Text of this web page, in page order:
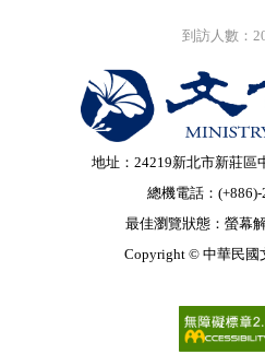
到訪人數：
地址：24219新北市新莊區
總機電話：(+886)-
最佳瀏覽狀態：螢幕
Copyright © 中華民國